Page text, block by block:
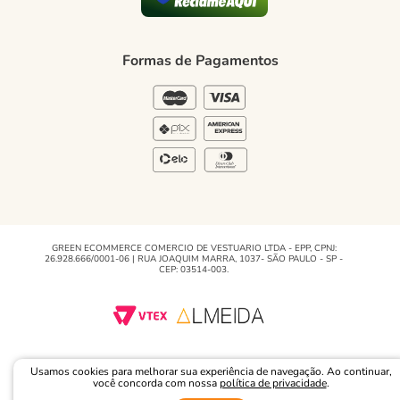
Usamos cookies para melhorar sua experiência de navegação. Ao continuar,
você concorda com nossa política de privacidade.
Formas de Pagamento
Regulamento e Promoções
Formas de Pagamentos
GREEN ECOMMERCE COMERCIO DE VESTUARIO LTDA - EPP, CPNJ:
26.928.666/0001-06 | RUA JOAQUIM MARRA, 1037- SÃO PAULO - SP -
CEP: 03514-003.